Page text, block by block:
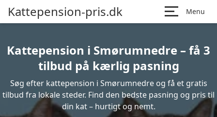
Kattepension-pris.dk Menu
Kattepension i Smørumnedre – få 3
tilbud på kærlig pasning
Søg efter kattepension i Smørumnedre og få et gratis
tilbud fra lokale steder. Find den bedste pasning og pris til
din kat – hurtigt og nemt.